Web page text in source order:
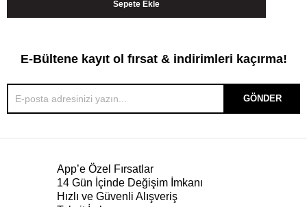
E-Bültene kayıt ol fırsat & indirimleri kaçırma!
GÖNDER
App’e Özel Fırsatlar
14 Gün İçinde Değişim İmkanı
Hızlı ve Güvenli Alışveriş